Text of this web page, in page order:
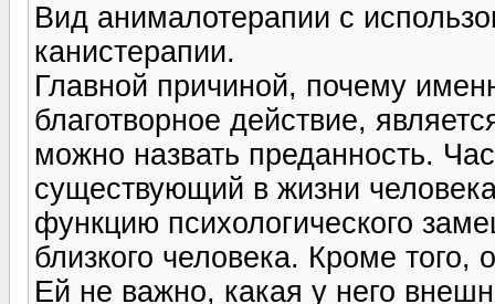
Вид анималотерапии с
канистерапии.
Главной причиной, почему
благотворное действие,
можно назвать преданность.
существующий в жизни
функцию психологического
близкого человека. Кроме
Ей не важно, какая у него